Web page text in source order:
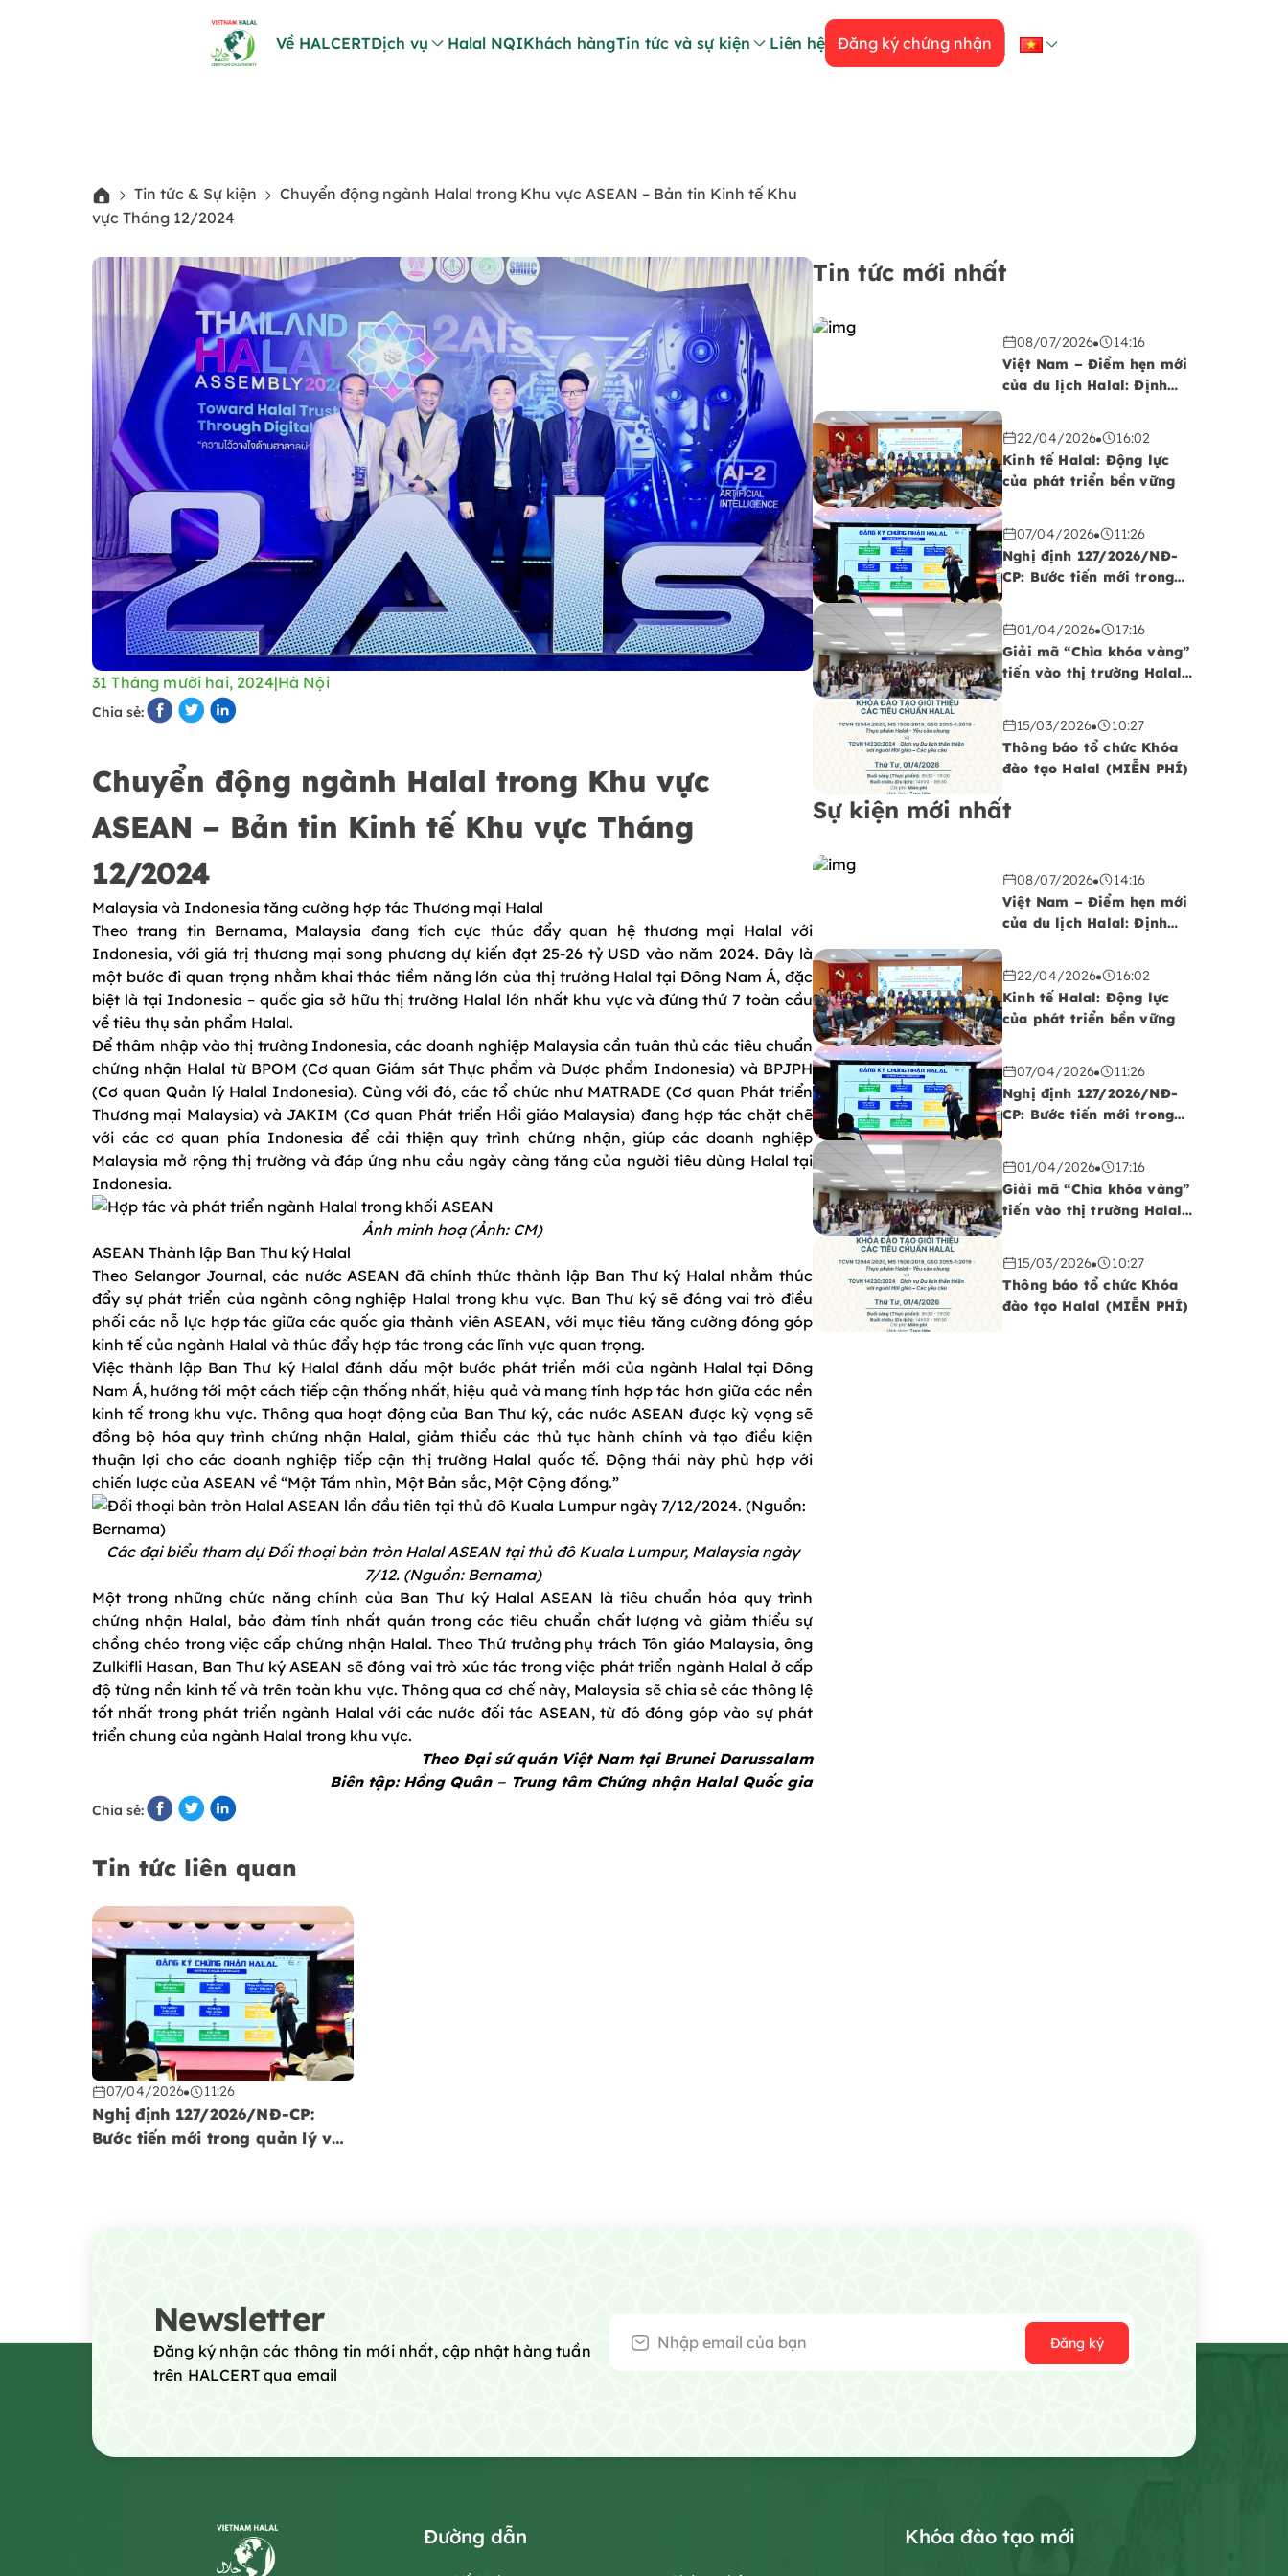
Về HALCERTDịch vụ Halal NQIKhách hàngTin tức và sự kiện Liên hệ Đăng ký chứng nhận
Tin tức & Sự kiện
Chuyển động ngành Halal trong Khu vực ASEAN – Bản tin Kinh tế Khu
vực Tháng 12/2024
31 Tháng mười hai, 2024|Hà Nội
Chia sẻ:
Chuyển động ngành Halal trong Khu vực
ASEAN – Bản tin Kinh tế Khu vực Tháng
12/2024
Malaysia và Indonesia tăng cường hợp tác Thương mại Halal
Theo trang tin Bernama, Malaysia đang tích cực thúc đẩy quan hệ thương mại Halal với
Indonesia, với giá trị thương mại song phương dự kiến đạt 25-26 tỷ USD vào năm 2024. Đây là
một bước đi quan trọng nhằm khai thác tiềm năng lớn của thị trường Halal tại Đông Nam Á, đặc
biệt là tại Indonesia – quốc gia sở hữu thị trường Halal lớn nhất khu vực và đứng thứ 7 toàn cầu
về tiêu thụ sản phẩm Halal.
Để thâm nhập vào thị trường Indonesia, các doanh nghiệp Malaysia cần tuân thủ các tiêu chuẩn
chứng nhận Halal từ BPOM (Cơ quan Giám sát Thực phẩm và Dược phẩm Indonesia) và BPJPH
(Cơ quan Quản lý Halal Indonesia). Cùng với đó, các tổ chức như MATRADE (Cơ quan Phát triển
Thương mại Malaysia) và JAKIM (Cơ quan Phát triển Hồi giáo Malaysia) đang hợp tác chặt chẽ
với các cơ quan phía Indonesia để cải thiện quy trình chứng nhận, giúp các doanh nghiệp
Malaysia mở rộng thị trường và đáp ứng nhu cầu ngày càng tăng của người tiêu dùng Halal tại
Indonesia.
Ảnh minh hoạ (Ảnh: CM)
ASEAN Thành lập Ban Thư ký Halal
Theo Selangor Journal, các nước ASEAN đã chính thức thành lập Ban Thư ký Halal nhằm thúc
đẩy sự phát triển của ngành công nghiệp Halal trong khu vực. Ban Thư ký sẽ đóng vai trò điều
phối các nỗ lực hợp tác giữa các quốc gia thành viên ASEAN, với mục tiêu tăng cường đóng góp
kinh tế của ngành Halal và thúc đẩy hợp tác trong các lĩnh vực quan trọng.
Việc thành lập Ban Thư ký Halal đánh dấu một bước phát triển mới của ngành Halal tại Đông
Nam Á, hướng tới một cách tiếp cận thống nhất, hiệu quả và mang tính hợp tác hơn giữa các nền
kinh tế trong khu vực. Thông qua hoạt động của Ban Thư ký, các nước ASEAN được kỳ vọng sẽ
đồng bộ hóa quy trình chứng nhận Halal, giảm thiểu các thủ tục hành chính và tạo điều kiện
thuận lợi cho các doanh nghiệp tiếp cận thị trường Halal quốc tế. Động thái này phù hợp với
chiến lược của ASEAN về “Một Tầm nhìn, Một Bản sắc, Một Cộng đồng.”
Các đại biểu tham dự Đối thoại bàn tròn Halal ASEAN tại thủ đô Kuala Lumpur, Malaysia ngày
7/12. (Nguồn: Bernama)
Một trong những chức năng chính của Ban Thư ký Halal ASEAN là tiêu chuẩn hóa quy trình
chứng nhận Halal, bảo đảm tính nhất quán trong các tiêu chuẩn chất lượng và giảm thiểu sự
chồng chéo trong việc cấp chứng nhận Halal. Theo Thứ trưởng phụ trách Tôn giáo Malaysia, ông
Zulkifli Hasan, Ban Thư ký ASEAN sẽ đóng vai trò xúc tác trong việc phát triển ngành Halal ở cấp
độ từng nền kinh tế và trên toàn khu vực. Thông qua cơ chế này, Malaysia sẽ chia sẻ các thông lệ
tốt nhất trong phát triển ngành Halal với các nước đối tác ASEAN, từ đó đóng góp vào sự phát
triển chung của ngành Halal trong khu vực.
Theo Đại sứ quán Việt Nam tại Brunei Darussalam
Biên tập: Hồng Quân – Trung tâm Chứng nhận Halal Quốc gia
Chia sẻ:
Tin tức mới nhất
08/07/2026
14:16
Việt Nam – Điểm hẹn mới
của du lịch Halal: Định
22/04/2026
16:02
Kinh tế Halal: Động lực
của phát triển bền vững
07/04/2026
11:26
Nghị định 127/2026/NĐ-
CP: Bước tiến mới trong
01/04/2026
17:16
Giải mã “Chìa khóa vàng”
tiến vào thị trường Halal
15/03/2026
10:27
Thông báo tổ chức Khóa
đào tạo Halal (MIỄN PHÍ)
Sự kiện mới nhất
08/07/2026
14:16
Việt Nam – Điểm hẹn mới
của du lịch Halal: Định
22/04/2026
16:02
Kinh tế Halal: Động lực
của phát triển bền vững
07/04/2026
11:26
Nghị định 127/2026/NĐ-
CP: Bước tiến mới trong
01/04/2026
17:16
Giải mã “Chìa khóa vàng”
tiến vào thị trường Halal
15/03/2026
10:27
Thông báo tổ chức Khóa
đào tạo Halal (MIỄN PHÍ)
Tin tức liên quan
07/04/2026 11:26
Nghị định 127/2026/NĐ-CP:
Bước tiến mới trong quản lý và
Newsletter
Đăng ký nhận các thông tin mới nhất, cập nhật hàng tuần
trên HALCERT qua email
Đăng ký
Đường dẫn Khóa đào tạo mới